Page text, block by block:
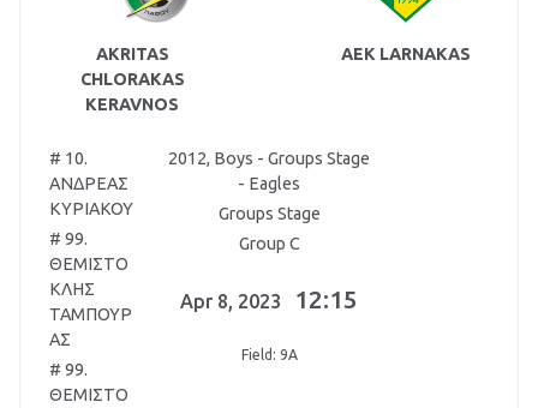
AKRITAS
CHLORAKAS
KERAVNOS
AEK LARNAKAS
# 10.
ΑΝΔΡΕΑΣ
ΚΥΡΙΑΚΟΥ
# 99.
ΘΕΜΙΣΤΟ
ΚΛΗΣ
ΤΑΜΠΟΥΡ
ΑΣ
# 99.
ΘΕΜΙΣΤΟ
2012, Boys - Groups Stage
- Eagles
Groups Stage
Group C
Apr 8, 2023 12:15
Field: 9A